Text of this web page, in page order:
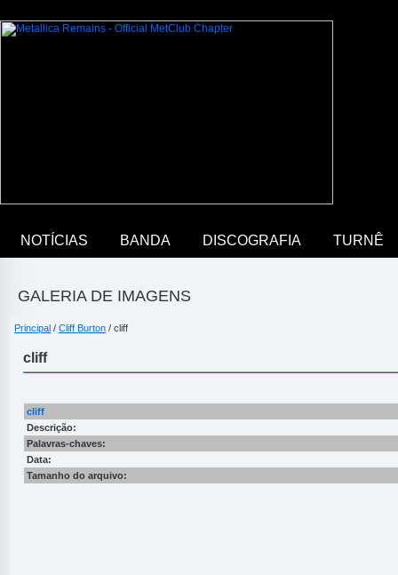
NOTÍCIAS BANDA DISCOGRAFIA TURNÊ
GALERIA DE IMAGENS
Principal / Cliff Burton / cliff
cliff
cliff
Descrição:
Palavras-chaves:
Data:
Tamanho do arquivo: